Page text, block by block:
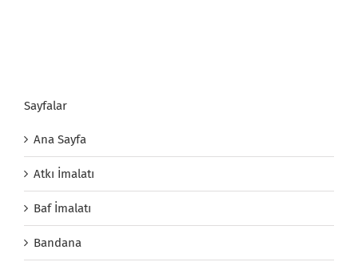
Sayfalar
Ana Sayfa
Atkı İmalatı
Baf İmalatı
Bandana